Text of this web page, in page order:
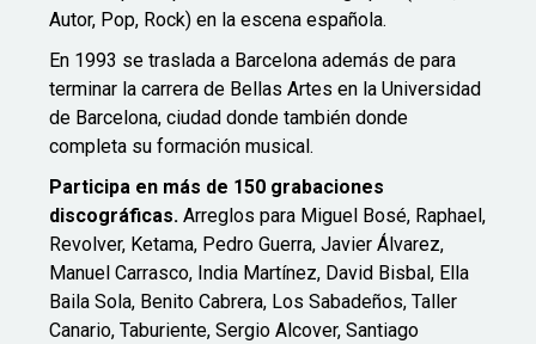
Autor, Pop, Rock) en la escena española.
En 1993 se traslada a Barcelona además de para
terminar la carrera de Bellas Artes en la Universidad
de Barcelona, ciudad donde también donde
completa su formación musical.
Participa en más de 150 grabaciones
discográficas. Arreglos para Miguel Bosé, Raphael,
Revolver, Ketama, Pedro Guerra, Javier Álvarez,
Manuel Carrasco, India Martínez, David Bisbal, Ella
Baila Sola, Benito Cabrera, Los Sabadeños, Taller
Canario, Taburiente, Sergio Alcover, Santiago